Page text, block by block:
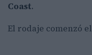
Coast.
El rodaje comenzó